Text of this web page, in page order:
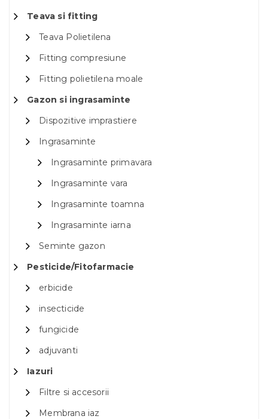
Teava si fitting
Teava Polietilena
Fitting compresiune
Fitting polietilena moale
Gazon si ingrasaminte
Dispozitive imprastiere
Ingrasaminte
Ingrasaminte primavara
Ingrasaminte vara
Ingrasaminte toamna
Ingrasaminte iarna
Seminte gazon
Pesticide/Fitofarmacie
erbicide
insecticide
fungicide
adjuvanti
Iazuri
Filtre si accesorii
Membrana iaz